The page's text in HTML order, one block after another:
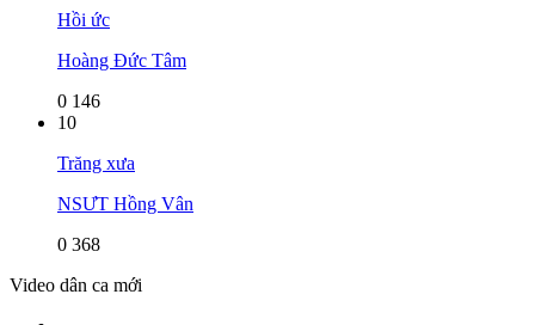
Hồi ức
Hoàng Đức Tâm
0 146
10
Trăng xưa
NSƯT Hồng Vân
0 368
Video dân ca mới